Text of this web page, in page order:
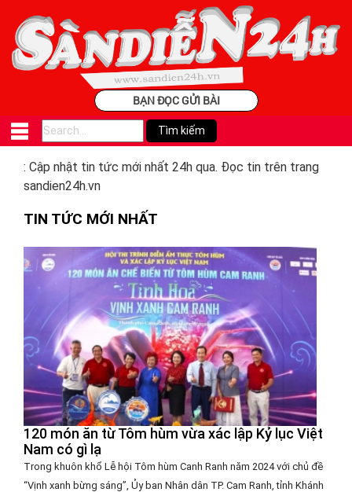
BẠN ĐỌC GỬI BÀI
: Cập nhật tin tức mới nhất 24h qua. Đọc tin trên trang
sandien24h.vn
TIN TỨC MỚI NHẤT
120 món ăn từ Tôm hùm vừa xác lập Kỷ lục Việt
Nam có gì lạ
Trong khuôn khổ Lễ hội Tôm hùm Canh Ranh năm 2024 với chủ đề
“Vịnh xanh bừng sáng”, Ủy ban Nhân dân TP. Cam Ranh, tỉnh Khánh